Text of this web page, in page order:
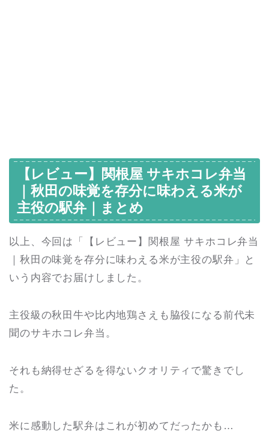
【レビュー】関根屋 サキホコレ弁当
｜秋田の味覚を存分に味わえる米が
主役の駅弁｜まとめ
以上、今回は「【レビュー】関根屋 サキホコレ弁当
｜秋田の味覚を存分に味わえる米が主役の駅弁」と
いう内容でお届けしました。
主役級の秋田牛や比内地鶏さえも脇役になる前代未
聞のサキホコレ弁当。
それも納得せざるを得ないクオリティで驚きでし
た。
米に感動した駅弁はこれが初めてだったかも…